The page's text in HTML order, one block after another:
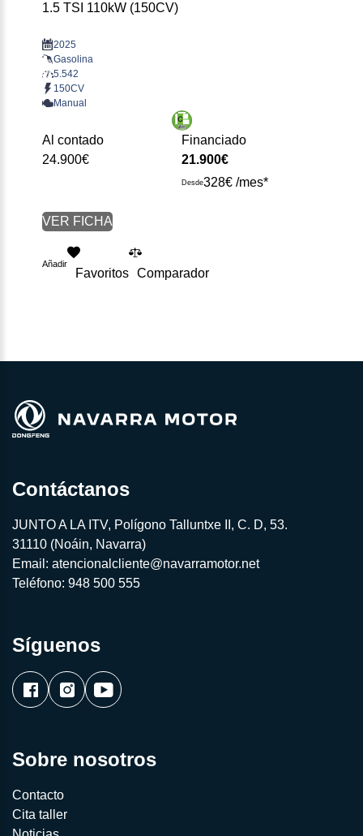
1.5 TSI 110kW (150CV)
2025
Gasolina
5.542
150CV
Manual
Al contado
24.900€
Financiado
21.900€
Desde328€ /mes*
VER FICHA
Añadir
Favoritos Comparador
Contáctanos
JUNTO A LA ITV, Polígono Talluntxe II, C. D, 53.
31110 (Noáin, Navarra)
Email: atencionalcliente@navarramotor.net
Teléfono: 948 500 555
Síguenos
Sobre nosotros
Contacto
Cita taller